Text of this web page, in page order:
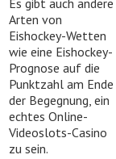
Es gibt auch andere
Arten von
Eishockey-Wetten
wie eine Eishockey-
Prognose auf die
Punktzahl am Ende
der Begegnung, ein
echtes Online-
Videoslots-Casino
zu sein.